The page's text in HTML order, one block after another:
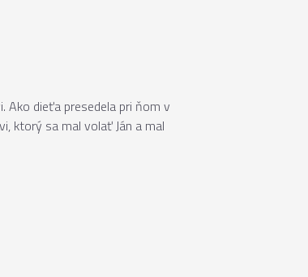
Ako dieťa presedela pri ňom v
ktorý sa mal volať Ján a mal